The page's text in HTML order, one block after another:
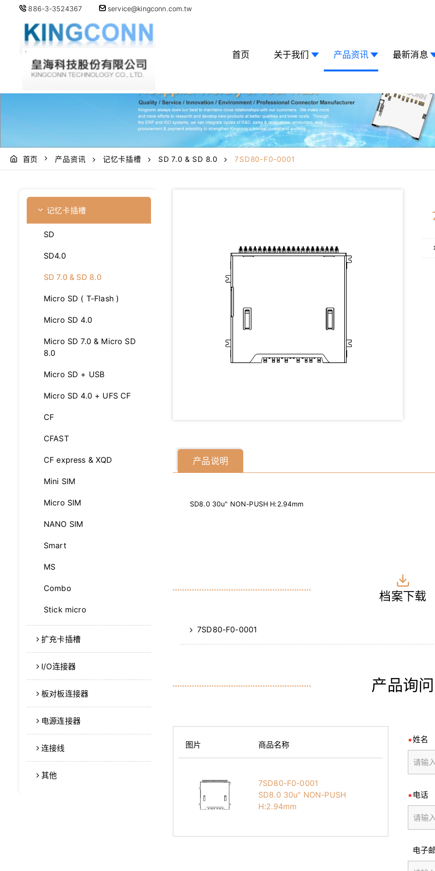
886-3-3524367 service@kingconn.com.tw
首页 关于我们 产品资讯 最新消息
首页 产品资讯 记忆卡插槽 SD 7.0 & SD 8.0 7SD80-F0-0001
记忆卡插槽
SD
SD4.0
SD 7.0 & SD 8.0
Micro SD ( T-Flash )
Micro SD 4.0
Micro SD 7.0 & Micro SD
8.0
Micro SD + USB
Micro SD 4.0 + UFS CF
CF
CFAST
CF express & XQD
Mini SIM
Micro SIM
NANO SIM
Smart
MS
Combo
Stick micro
扩充卡插槽
I/O连接器
板对板连接器
电源连接器
连接线
其他
产品说明
SD8.0 30u" NON-PUSH H:2.94mm
档案下载
7SD80-F0-0001
产品询问
图片 商品名称
7SD80-F0-0001
SD8.0 30u" NON-PUSH
H:2.94mm
姓名
电话
电子